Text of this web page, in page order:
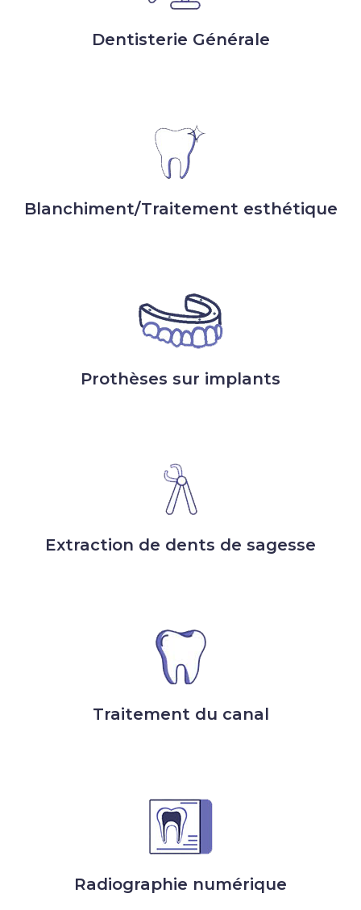
Dentisterie Générale
Blanchiment/Traitement esthétique
Prothèses sur implants
Extraction de dents de sagesse
Traitement du canal
Radiographie numérique